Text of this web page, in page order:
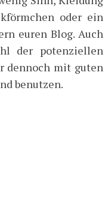
oder ein
euren Blog. Auch
der potenziellen
dennoch mit guten
benutzen.